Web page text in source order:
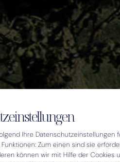
Ihre Datenschutzeinstellungen
Zum einen sind sie
können wir mit Hilfe der